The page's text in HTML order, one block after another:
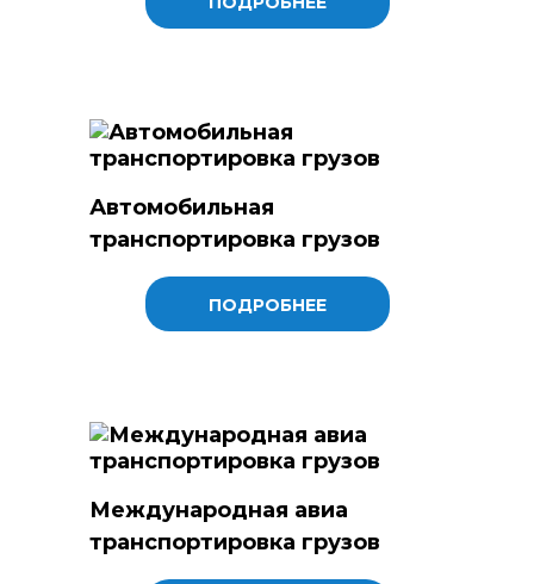
Автомобильная
транспортировка грузов
ПОДРОБНЕЕ
Международная авиа
транспортировка грузов